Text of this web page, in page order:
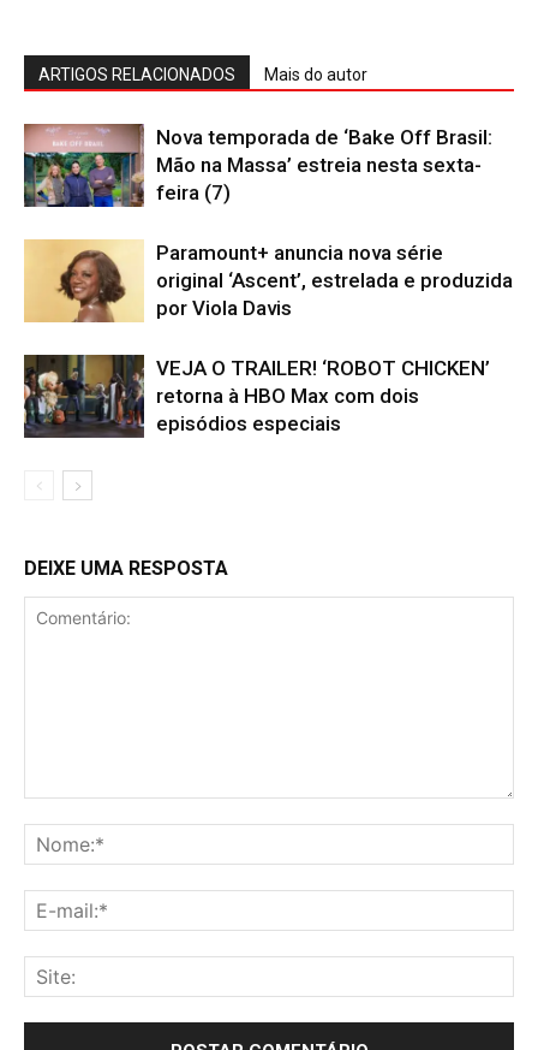
ARTIGOS RELACIONADOS Mais do autor
Nova temporada de ‘Bake Off Brasil:
Mão na Massa’ estreia nesta sexta-
feira (7)
Paramount+ anuncia nova série
original ‘Ascent’, estrelada e produzida
por Viola Davis
VEJA O TRAILER! ‘ROBOT CHICKEN’
retorna à HBO Max com dois
episódios especiais
DEIXE UMA RESPOSTA